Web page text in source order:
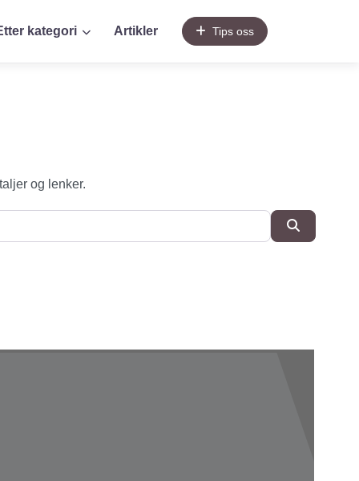
kategori Artikler Tips oss
og lenker.